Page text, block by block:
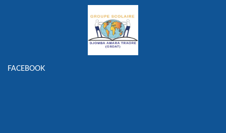
FACEBOOK